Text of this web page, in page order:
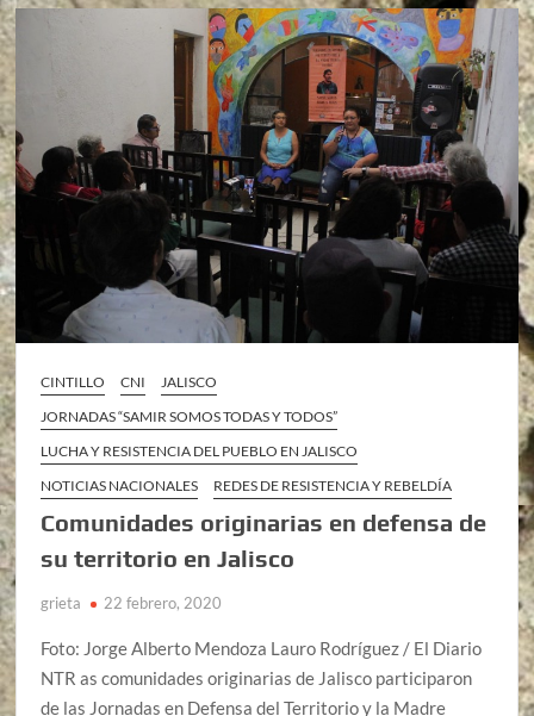
CINTILLO CNI
JALISCO
JORNADAS “SAMIR SOMOS TODAS Y TODOS”
LUCHA Y RESISTENCIA DEL PUEBLO EN JALISCO
NOTICIAS NACIONALES
REDES DE RESISTENCIA Y REBELDÍA
Comunidades originarias en defensa de
su territorio en Jalisco
grieta 22 febrero, 2020
Foto: Jorge Alberto Mendoza Lauro Rodríguez / El Diario
NTR as comunidades originarias de Jalisco participaron
de las Jornadas en Defensa del Territorio y la Madre